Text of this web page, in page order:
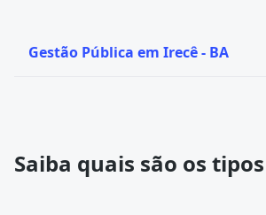
Gestão Pública em Irecê - BA
Saiba quais são os